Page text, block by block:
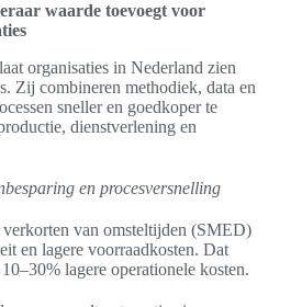
waarde toevoegt voor
organisaties in Nederland zien
Zij combineren methodiek, data en
sneller en goedkoper te
dienstverlening en
en procesversnelling
van omsteltijden (SMED)
en lagere voorraadkosten. Dat
lagere operationele kosten.